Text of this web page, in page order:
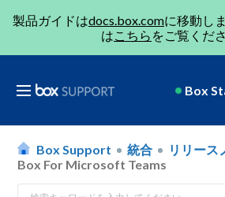
製品ガイドはdocs.box.comに移動し
はこちら をご覧くださ
Box
Box Support 統合
リリース
Box For Microsoft Teams